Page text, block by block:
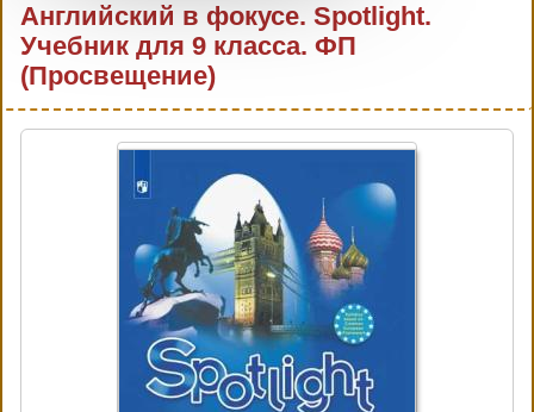
Английский в фокусе. Spotlight.
Учебник для 9 класса. ФП
(Просвещение)